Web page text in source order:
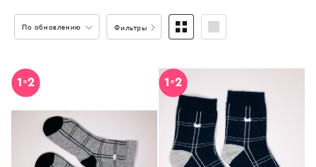
По обновлению Фильтры